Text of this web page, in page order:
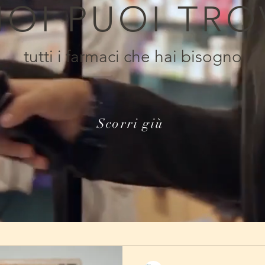
PUOI
tutti i farmaci che hai bisogno
Scorri giù